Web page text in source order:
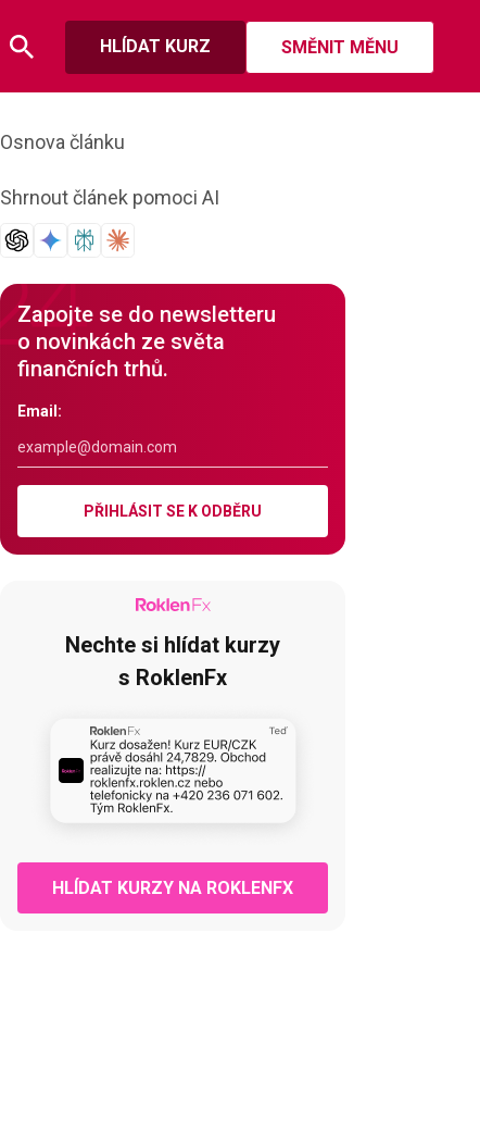
HLÍDAT KURZ SMĚNIT MĚNU
Osnova článku
Shrnout článek pomoci AI
Zapojte se do newsletteru
o novinkách ze světa
finančních trhů.
Email:
PŘIHLÁSIT SE K ODBĚRU
Nechte si hlídat kurzy
s RoklenFx
HLÍDAT KURZY NA ROKLENFX